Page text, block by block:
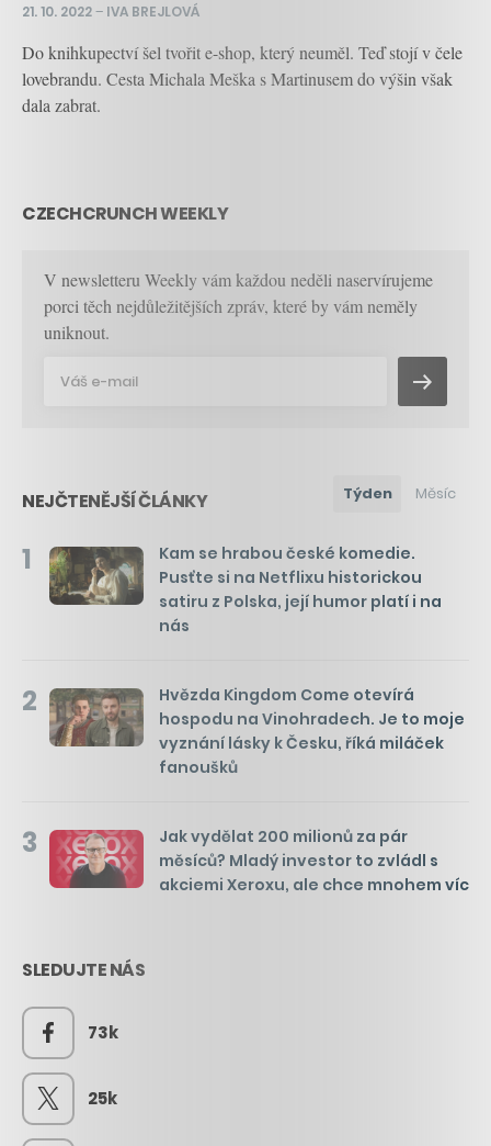
21. 10. 2022– IVA BREJLOVÁ
Do knihkupectví šel tvořit e-shop, který neuměl. Teď stojí v čele
lovebrandu. Cesta Michala Meška s Martinusem do výšin však
dala zabrat.
CZECHCRUNCH WEEKLY
V newsletteru Weekly vám každou neděli naservírujeme
porci těch nejdůležitějších zpráv, které by vám neměly
uniknout.
NEJČTENĚJŠÍ ČLÁNKY Týden Měsíc
1
Kam se hrabou české komedie.
Pusťte si na Netflixu historickou
satiru z Polska, její humor platí i na
nás
2
Hvězda Kingdom Come otevírá
hospodu na Vinohradech. Je to moje
vyznání lásky k Česku, říká miláček
fanoušků
3
Jak vydělat 200 milionů za pár
měsíců? Mladý investor to zvládl s
akciemi Xeroxu, ale chce mnohem víc
SLEDUJTE NÁS
73k
25k